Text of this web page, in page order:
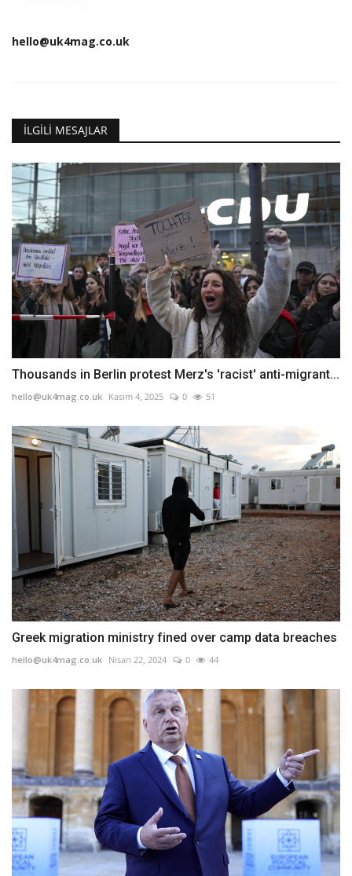
hello@uk4mag.co.uk
İLGILI MESAJLAR
Thousands in Berlin protest Merz's 'racist' anti-migrant...
hello@uk4mag.co.uk Kasım 4, 2025 0 51
Greek migration ministry fined over camp data breaches
hello@uk4mag.co.uk Nisan 22, 2024 0 44